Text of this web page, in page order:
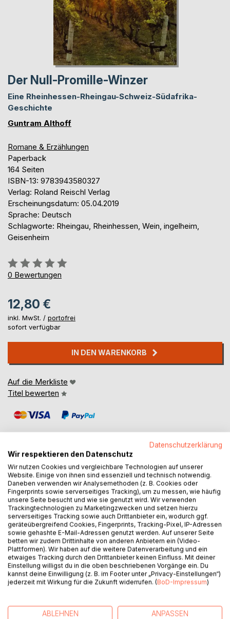
Der Null-Promille-Winzer
Eine Rheinhessen-Rheingau-Schweiz-Südafrika-
Geschichte
Guntram Althoff
Romane & Erzählungen
Paperback
164 Seiten
ISBN-13: 9783943580327
Verlag: Roland Reischl Verlag
Erscheinungsdatum: 05.04.2019
Sprache: Deutsch
Schlagworte: Rheingau, Rheinhessen, Wein, ingelheim,
Geisenheim
Bewertung::
0%
0 Bewertungen
12,80 €
inkl. MwSt. / portofrei
sofort verfügbar
IN DEN WARENKORB
Auf die Merkliste
Titel bewerten
BESCHREIBUNG
Ein Winzer, der keinen Wein trinkt und den es von
Rheinhessen in den Rheingau zieht. Eine schwarze
Studentin aus der Schweiz, die Ingelheimer Weinkönigin
werden soll. Wissenswertes, Kritisches und Kurzweiliges
über den Weinbau: All das macht diese Geschichte zu
einem vergnüglichen Ritt durch die Region. Hinzu kommt
die verzweifelte Suche der jungen Frau nach ihren Wurzeln
in Südafrika.
AUTOR/IN
Datenschutzerklärung
Wir respektieren den Datenschutz
Wir nutzen Cookies und vergleichbare Technologien auf unserer
Website. Einige von ihnen sind essenziell und technisch notwendig.
Daneben verwenden wir Analysemethoden (z. B. Cookies oder
Fingerprints sowie serverseitiges Tracking), um zu messen, wie häufig
unsere Seite besucht und wie sie genutzt wird. Wir verwenden
Trackingtechnologien zu Marketingzwecken und setzen hierzu
serverseitiges Tracking sowie auch Drittanbieter ein, wodurch ggf.
geräteübergreifend Cookies, Fingerprints, Tracking-Pixel, IP-Adressen
sowie gehashte E-Mail-Adressen genutzt werden. Auf unserer Seite
betten wir zudem Drittinhalte von anderen Anbietern ein (Video-
Plattformen). Wir haben auf die weitere Datenverarbeitung und ein
etwaiges Tracking durch den Drittanbieter keinen Einfluss. Mit deiner
Einstellung willigst du in die oben beschriebenen Vorgänge ein. Du
kannst deine Einwilligung (z. B. im Footer unter „Privacy-Einstellungen“)
jederzeit mit Wirkung für die Zukunft widerrufen. (BoD-Impressum)
ABLEHNEN ANPASSEN